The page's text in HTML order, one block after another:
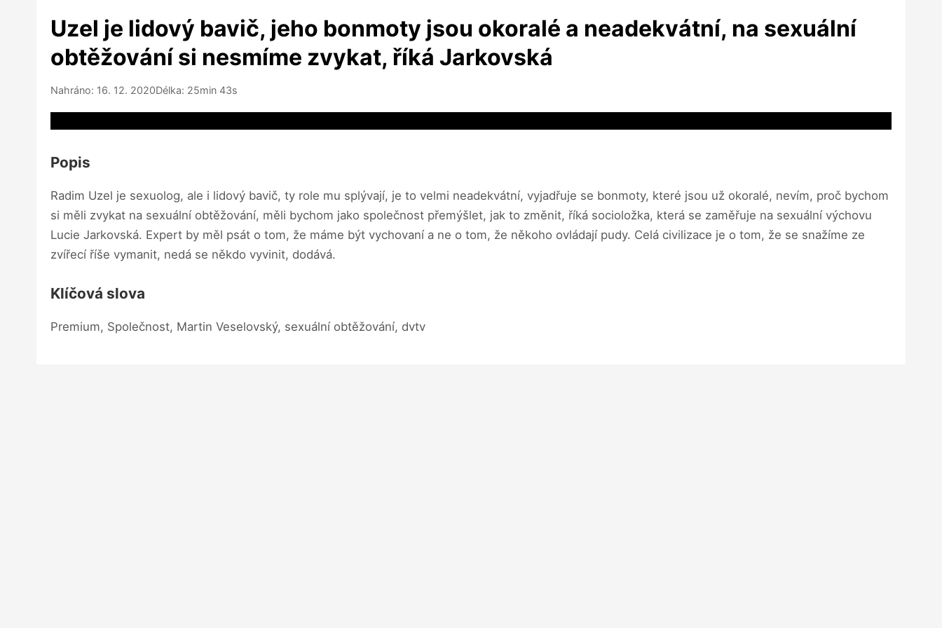
Uzel je lidový bavič, jeho bonmoty jsou okoralé a neadekvátní, na sexuální
obtěžování si nesmíme zvykat, říká Jarkovská
Nahráno: 16. 12. 2020Délka: 25min 43s
Popis
Radim Uzel je sexuolog, ale i lidový bavič, ty role mu splývají, je to velmi neadekvátní, vyjadřuje se bonmoty, které jsou už okoralé, nevím, proč bychom
si měli zvykat na sexuální obtěžování, měli bychom jako společnost přemýšlet, jak to změnit, říká socioložka, která se zaměřuje na sexuální výchovu
Lucie Jarkovská. Expert by měl psát o tom, že máme být vychovaní a ne o tom, že někoho ovládají pudy. Celá civilizace je o tom, že se snažíme ze
zvířecí říše vymanit, nedá se někdo vyvinit, dodává.
Klíčová slova
Premium, Společnost, Martin Veselovský, sexuální obtěžování, dvtv